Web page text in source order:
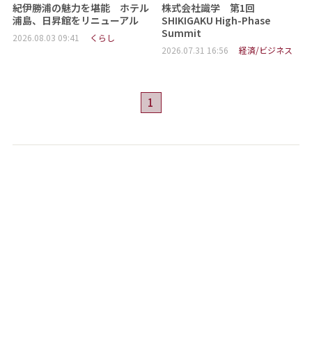
紀伊勝浦の魅力を堪能 ホテル
浦島、日昇館をリニューアル
2026.08.03 09:41 くらし
株式会社識学 第1回
SHIKIGAKU High-Phase
Summit
2026.07.31 16:56 経済/ビジネス
1